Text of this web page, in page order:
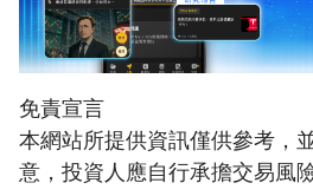
免責宣言
本網站所提供資訊僅供參考，
意，投資人應自行承擔交易風險